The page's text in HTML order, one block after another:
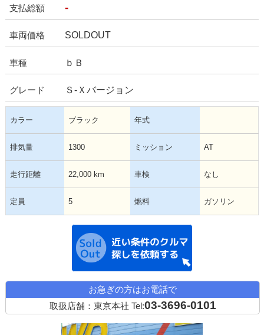
支払総額 -
車両価格 SOLDOUT
車種 ｂＢ
グレード Ｓ-Ｘバージョン
カラー ブラック 年式
排気量 1300 ミッション AT
走行距離 22,000 km 車検 なし
定員 5 燃料 ガソリン
お急ぎの方はお電話で
取扱店舗：東京本社 Tel:03-3696-0101